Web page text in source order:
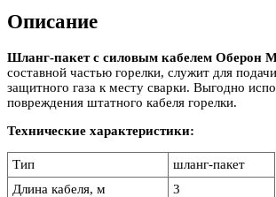
36
Описание
Шланг-пакет с силовым кабелем Оберон
составной частью горелки, служит для
защитного газа к месту сварки. Выгодно
повреждения штатного кабеля горелки.
Технические характеристики:
Тип
шланг-пакет
Длина кабеля, м
3